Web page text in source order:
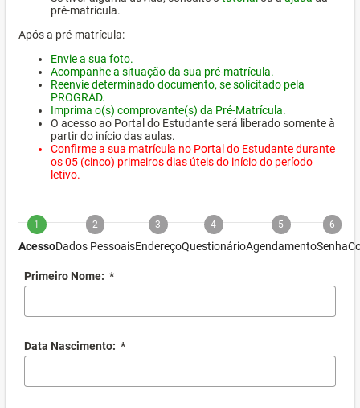
pré-matrícula.
Após a pré-matrícula:
Envie a sua foto.
Acompanhe a situação da sua pré-matrícula.
Reenvie determinado documento, se solicitado pela
PROGRAD.
Imprima o(s) comprovante(s) da Pré-Matrícula.
O acesso ao Portal do Estudante será liberado somente à
partir do início das aulas.
Confirme a sua matrícula no Portal do Estudante durante
os 05 (cinco) primeiros dias úteis do início do período
letivo.
1
Acesso
2
Dados Pessoais
3
Endereço
4
Questionário
5
Agendamento
6
Senha
Primeiro Nome: *
Data Nascimento: *